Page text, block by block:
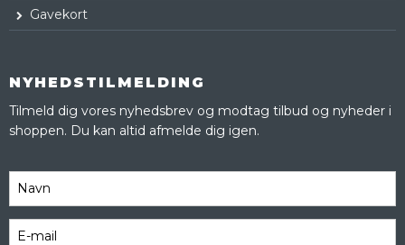
Gavekort
NYHEDSTILMELDING
Tilmeld dig vores nyhedsbrev og modtag tilbud og nyheder i
shoppen. Du kan altid afmelde dig igen.